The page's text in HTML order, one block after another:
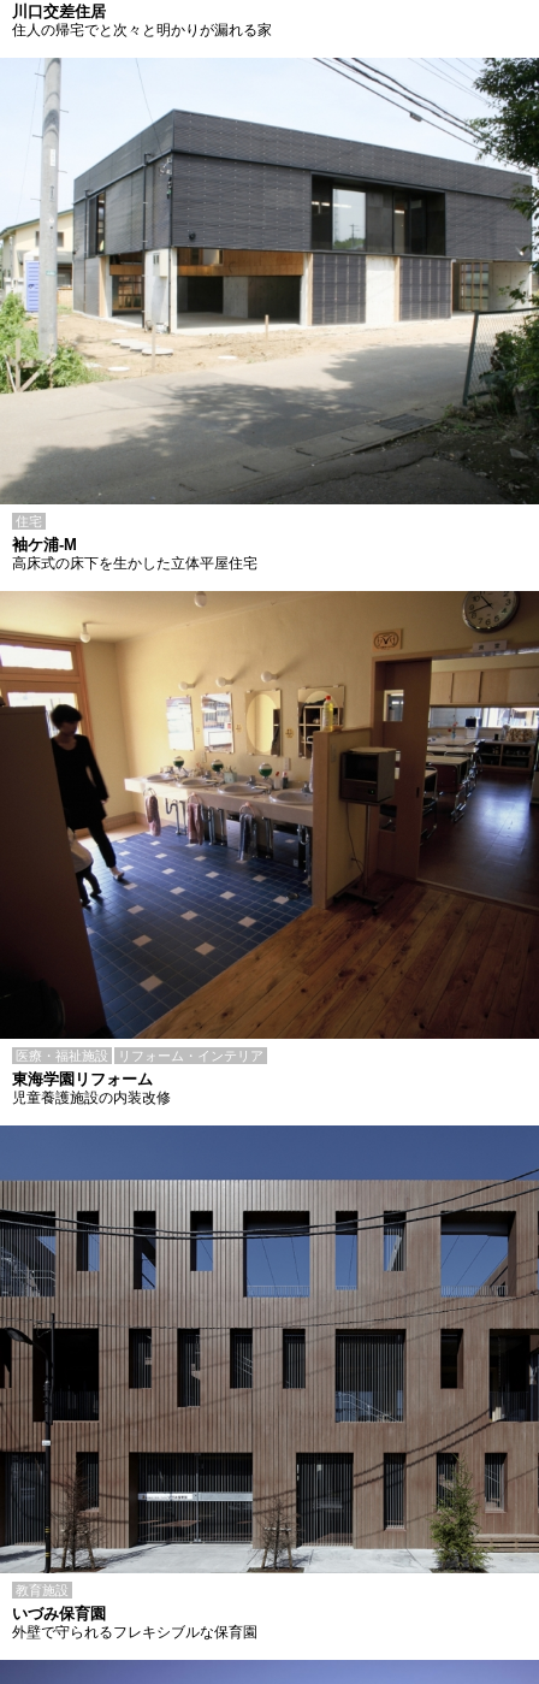
川口交差住居
住人の帰宅でと次々と明かりが漏れる家
住宅
袖ケ浦-M
高床式の床下を生かした立体平屋住宅
医療・福祉施設 リフォーム・インテリア
東海学園リフォーム
児童養護施設の内装改修
教育施設
いづみ保育園
外壁で守られるフレキシブルな保育園